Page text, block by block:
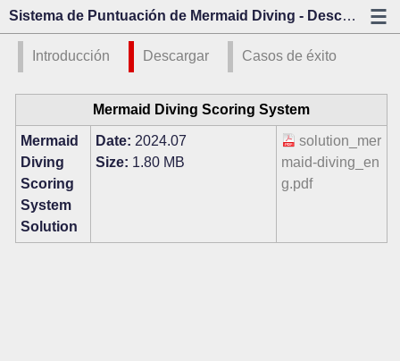
Sistema de Puntuación de Mermaid Diving - Descargar - Kazo Visión
Introducción Descargar Casos de éxito
Mermaid Diving Scoring System
Mermaid
Diving
Scoring
System
Solution
Date: 2024.07
Size: 1.80 MB
solution_mer
maid-diving_en
g.pdf